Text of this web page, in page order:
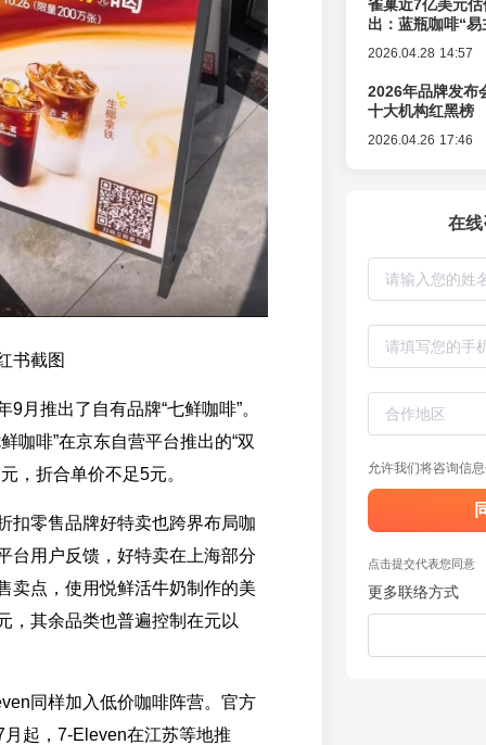
书截图
9月推出了自有品牌“七鲜咖啡”。
咖啡”在京东自营平台推出的“双
，折合单价不足5元。
扣零售品牌好特卖也跨界布局咖
台用户反馈，好特卖在上海部分
卖点，使用悦鲜活牛奶制作的美
，其余品类也普遍控制在元以
同样加入低价咖啡阵营。官方
起，7-Eleven在江苏等地推
雀巢近7亿美元
出：蓝瓶咖啡“
辑变迁
2026.04.28 14:57
2026年品牌发布
十大机构红黑榜
2026.04.26 17:46
在
允许我们将咨询信
点击提交代表您同意
更多联络方式